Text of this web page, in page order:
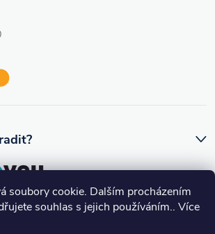
soubory cookie. Dalším procházením
souhlas s jejich používáním.. Více
člověk, který golfovému vybavení rozumí.